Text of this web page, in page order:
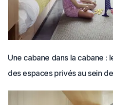
Une cabane dans la cabane :
des espaces privés au sein